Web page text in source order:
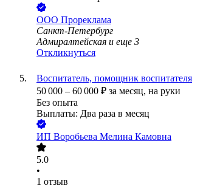
ООО Прореклама
Санкт-Петербург
Адмиралтейская и еще 3
Откликнуться
Воспитатель, помощник воспитателя
50 000 – 60 000 ₽ за месяц, на руки
Без опыта
Выплаты: Два раза в месяц
ИП Воробьева Мелина Камовна
5.0
•
1 отзыв